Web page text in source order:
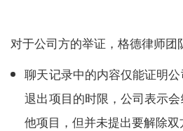
对于公司方的举证，格德律师团
聊天记录中的内容仅能证明
退出项目的时限，公司表示
他项目，但并未提出要解除双